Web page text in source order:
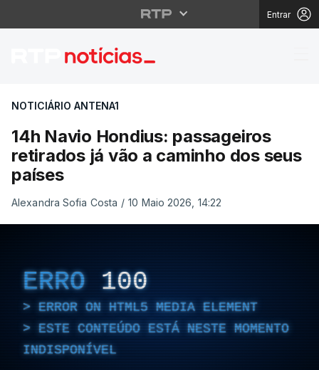
Entrar
14h Navio Hondius:
NOTICIÁRIO ANTENA1
14h Navio Hondius: passageiros
retirados já vão a caminho dos seus
países
Alexandra Sofia Costa / 10 Maio 2026, 14:22
ERRO 100
ERROR ON HTML5 MEDIA ELEMENT
ESTE CONTEÚDO ESTÁ NESTE MOMENTO
INDISPONÍVEL